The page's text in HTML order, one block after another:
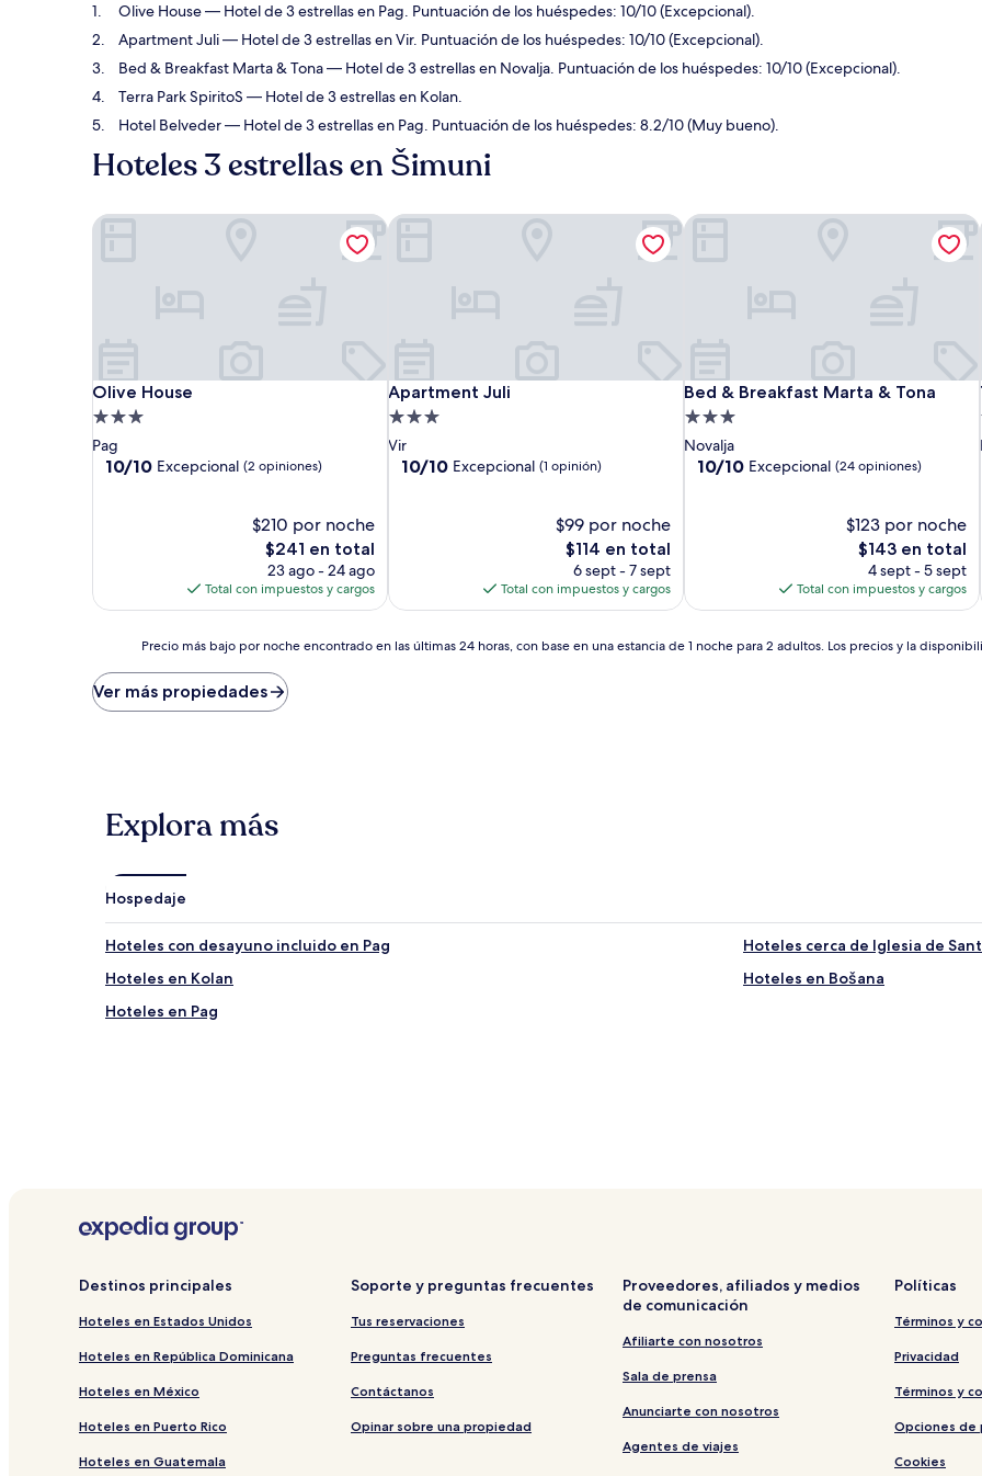
Olive House— Hotel de 3 estrellas en Pag. Puntuación de los huéspedes: 10/10 (Excepcional).
Apartment Juli— Hotel de 3 estrellas en Vir. Puntuación de los huéspedes: 10/10 (Excepcional).
Bed & Breakfast Marta & Tona— Hotel de 3 estrellas en Novalja. Puntuación de los huéspedes: 10/10 (Excepcional).
Terra Park SpiritoS — Hotel de 3 estrellas en Kolan.
Hotel Belveder— Hotel de 3 estrellas en Pag. Puntuación de los huéspedes: 8.2/10 (Muy bueno).
Hoteles 3 estrellas en Šimuni
Olive House
Olive House
Propiedad
de
3.0
Pag
10.0
10/10 Excepcional (2 opiniones)
$210 por noche
El
precio
actual
es
$241
$241 en total
23 ago - 24 ago
Total con impuestos y cargos
Olive House
Apartment Juli
Apartment Juli
Propiedad
de
3.0
Vir
10.0
10/10 Excepcional (1 opinión)
$99 por noche
El
precio
actual
es
$114
$114 en total
6 sept - 7 sept
Total con impuestos y cargos
Apartment Juli
Bed & Breakfast Marta & Tona
Bed & Breakfast Marta & Tona
Propiedad
de
3.0
Novalja
10.0
10/10 Excepcional (24 opiniones)
$123 por noche
El
precio
actual
es
$143
$143 en total
4 sept - 5 sept
Total con impuestos y cargos
Bed & Breakfast Marta & Tona
bajo
por
base
en
una
estancia
noche
para
a
cambios.
términos
adicionales.
Precio más bajo por noche encontrado en las últimas 24 horas, con base en una estancia de 1 noche para 2 adultos. Los precios y la
Ver más propiedades
Explora más
Hospedaje
Hoteles con desayuno incluido en Pag
Hoteles cerca de Iglesia de
Hoteles en Kolan
Hoteles en Bošana
Hoteles en Pag
Destinos principales
Hoteles en Estados Unidos
Hoteles en República Dominicana
Hoteles en México
Hoteles en Puerto Rico
Hoteles en Guatemala
Soporte y preguntas frecuentes
Tus reservaciones
Preguntas frecuentes
Contáctanos
Opinar sobre una propiedad
Proveedores, afiliados y medios
de comunicación
Afiliarte con nosotros
Sala de prensa
Anunciarte con nosotros
Agentes de viajes
Políticas
Términos y
Privacidad
Términos y
Opciones de
Cookies